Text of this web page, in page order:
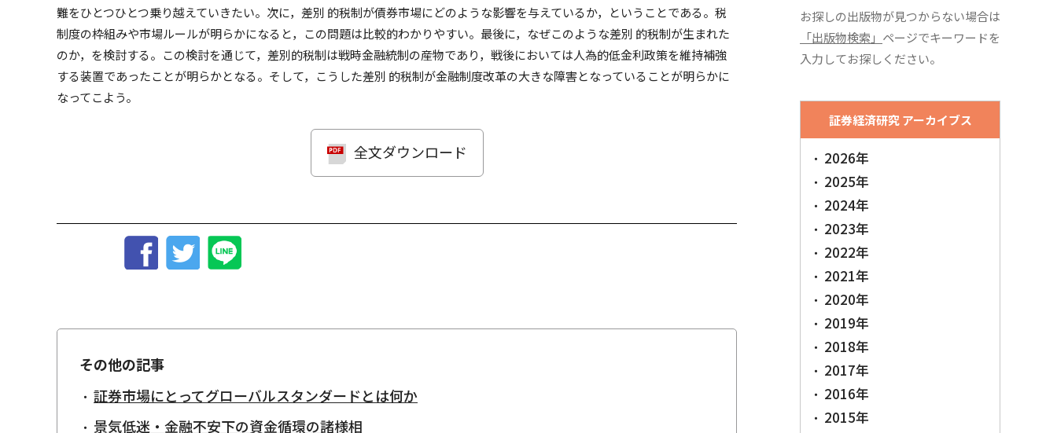
難をひとつひとつ乗り越えていきたい。次に，差別 的税制が債券市場にどのような影響を与えているか，ということである。税
制度の枠組みや市場ルールが明らかになると，この問題は比較的わかりやすい。最後に，なぜこのような差別 的税制が生まれた
のか，を検討する。この検討を通じて，差別的税制は戦時金融統制の産物であり，戦後においては人為的低金利政策を維持補強
する装置であったことが明らかとなる。そして，こうした差別 的税制が金融制度改革の大きな障害となっていることが明らかに
なってこよう。
全文ダウンロード
その他の記事
証券市場にとってグローバルスタンダードとは何か
景気低迷・金融不安下の資金循環の諸様相
お探しの出版物が見つからない場合は
「出版物検索」 ページでキーワードを
入力してお探しください。
証券経済研究 アーカイブス
2026年
2025年
2024年
2023年
2022年
2021年
2020年
2019年
2018年
2017年
2016年
2015年